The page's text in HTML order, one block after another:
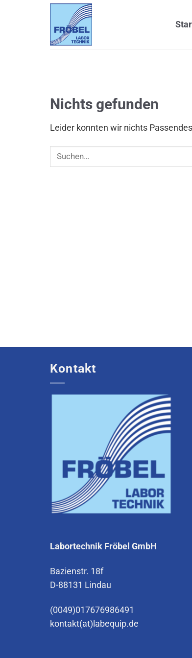
Nichts gefunden
Leider konnten wir nichts
Kontakt
Labortechnik Fröbel GmbH
Bazienstr. 18f
D-88131 Lindau
(0049)017676986491
kontakt(at)labequip.de